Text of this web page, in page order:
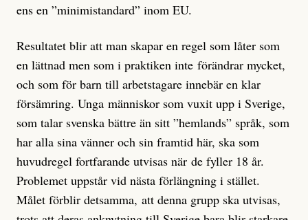
ens en ”minimistandard” inom EU.
Resultatet blir att man skapar en regel som låter som
en lättnad men som i praktiken inte förändrar mycket,
och som för barn till arbetstagare innebär en klar
försämring. Unga människor som vuxit upp i Sverige,
som talar svenska bättre än sitt ”hemlands” språk, som
har alla sina vänner och sin framtid här, ska som
huvudregel fortfarande utvisas när de fyller 18 år.
Problemet uppstår vid nästa förlängning i stället.
Målet förblir detsamma, att denna grupp ska utvisas,